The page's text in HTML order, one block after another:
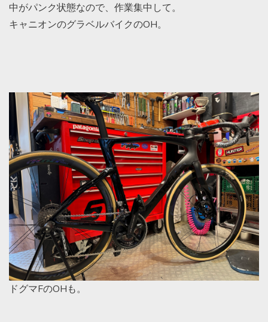
中がパンク状態なので、作業集中して。
キャニオンのグラベルバイクのOH。
ドグマFのOHも。